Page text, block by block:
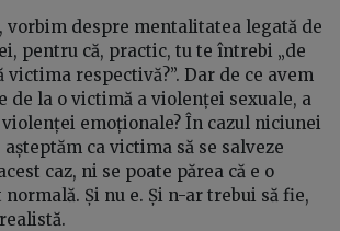
vorbim despre mentalitatea legată de
pentru că, practic, tu te întrebi „de
victima respectivă?”. Dar de ce avem
de la o victimă a violenței sexuale, a
emoționale? În cazul niciunei
ca victima să se salveze
caz, ni se poate părea că e o
Și nu e. Și n-ar trebui să fie,